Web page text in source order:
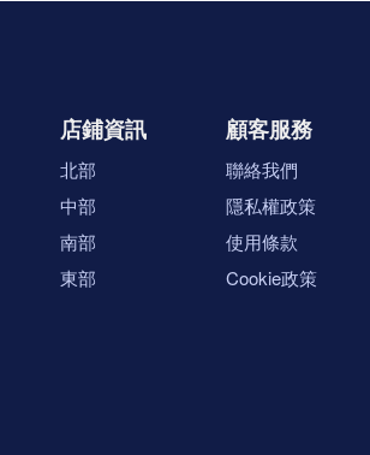
店鋪資訊
北部
中部
南部
東部
顧客服務
聯絡我們
隱私權政策
使用條款
Cookie政策